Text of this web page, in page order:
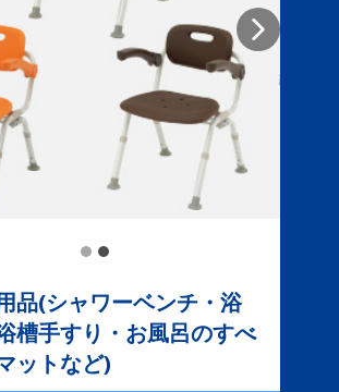
品(シャワーベンチ・浴
槽手すり・お風呂のすべ
ットなど)